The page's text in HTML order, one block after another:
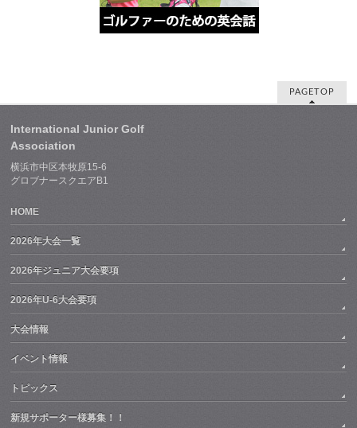
PAGETOP
International Junior Golf
Association
横浜市中区本牧原15-6
グロブナースクエアB1
HOME
2026年大会一覧
2026年ジュニア大会要項
2026年U-6大会要項
大会情報
イベント情報
トピックス
新規サポーター様募集！！